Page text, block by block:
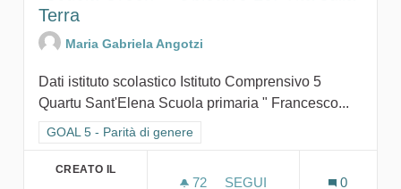
Terra
Maria Gabriela Angotzi
Dati istituto scolastico Istituto Comprensivo 5
Quartu Sant'Elena Scuola primaria " Francesco...
Filtra i risultati per categoria: GOAL 5 - Parità di genere
GOAL 5 - Parità di genere
CREATO IL
72 72 SOSTENITORI
SEGUI
0